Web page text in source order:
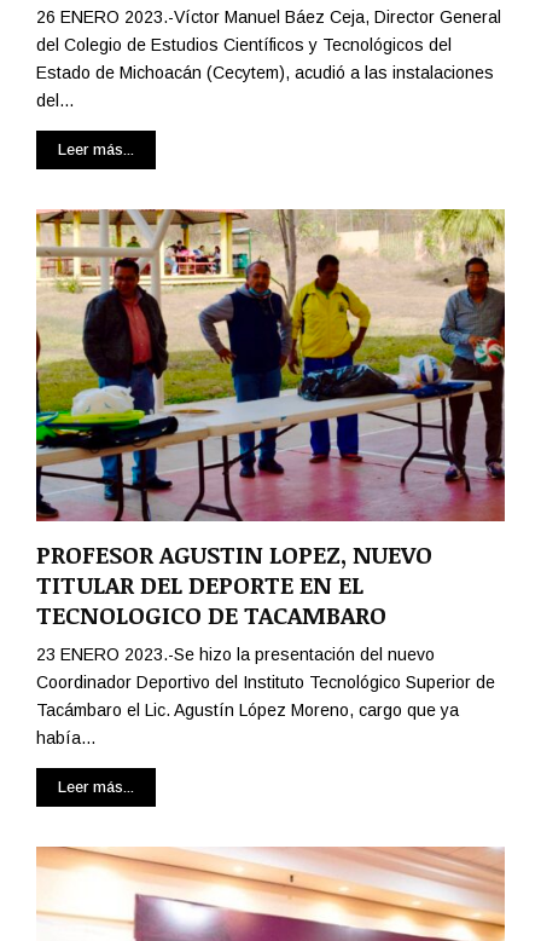
26 ENERO 2023.-Víctor Manuel Báez Ceja, Director General
del Colegio de Estudios Científicos y Tecnológicos del
Estado de Michoacán (Cecytem), acudió a las instalaciones
del...
Leer más...
PROFESOR AGUSTIN LOPEZ, NUEVO
TITULAR DEL DEPORTE EN EL
TECNOLOGICO DE TACAMBARO
23 ENERO 2023.-Se hizo la presentación del nuevo
Coordinador Deportivo del Instituto Tecnológico Superior de
Tacámbaro el Lic. Agustín López Moreno, cargo que ya
había...
Leer más...